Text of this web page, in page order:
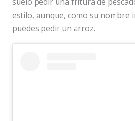
estilo, aunque, como su nombre
puedes pedir un arroz.